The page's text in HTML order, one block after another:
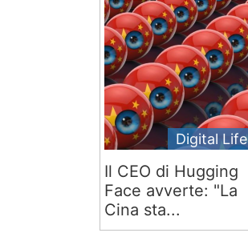
Digital Life
Il CEO di Hugging
Face avverte: "La
Cina sta...